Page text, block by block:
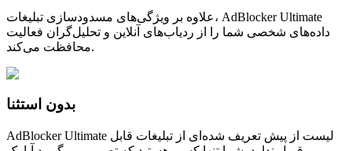
علاوه بر ویژگی‌های مسدودسازی تبلیغات، AdBlocker Ultimate
داده‌های شخصی شما را از ردیاب‌های آنلاین و تحلیل‌گران فعالیت
محافظت می‌کند.
بدون استثنا
AdBlocker Ultimate لیست از پیش تعریف شده‌ای از تبلیغات قابل